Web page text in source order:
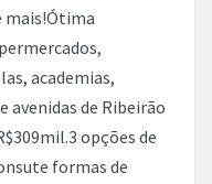
mais!Ótima
academias,
avenidas de Ribeirão
opções de
formas de